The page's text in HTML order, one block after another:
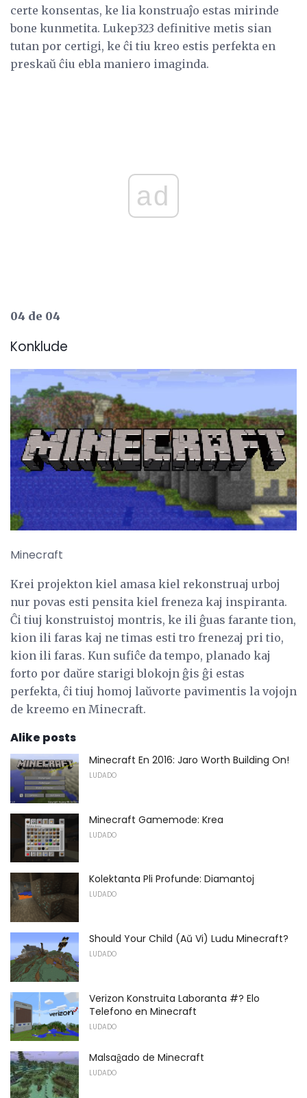
certe konsentas, ke lia konstruaĵo estas mirinde
bone kunmetita. Lukep323 definitive metis sian
tutan por certigi, ke ĉi tiu kreo estis perfekta en
preskaŭ ĉiu ebla maniero imaginda.
ad
04 de 04
Konklude
Minecraft
Krei projekton kiel amasa kiel rekonstruaj urboj
nur povas esti pensita kiel freneza kaj inspiranta.
Ĉi tiuj konstruistoj montris, ke ili ĝuas farante tion,
kion ili faras kaj ne timas esti tro frenezaj pri tio,
kion ili faras. Kun sufiĉe da tempo, planado kaj
forto por daŭre starigi blokojn ĝis ĝi estas
perfekta, ĉi tiuj homoj laŭvorte pavimentis la vojojn
de kreemo en Minecraft.
Alike posts
Minecraft En 2016: Jaro Worth Building On!
LUDADO
Minecraft Gamemode: Krea
LUDADO
Kolektanta Pli Profunde: Diamantoj
LUDADO
Should Your Child (Aŭ Vi) Ludu Minecraft?
LUDADO
Verizon Konstruita Laboranta #? Elo
Telefono en Minecraft
LUDADO
Malsaĝado de Minecraft
LUDADO